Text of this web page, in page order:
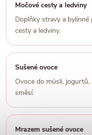
Močové cesty a ledviny
Doplňky stravy a
cesty a ledviny.
Sušené ovoce
Ovoce do müsli, jogurtů,
směsí.
Mrazem sušené ovoce